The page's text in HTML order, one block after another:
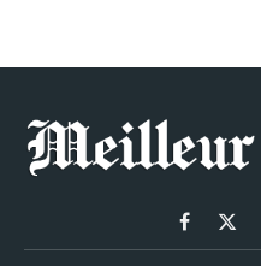
Facebook
X